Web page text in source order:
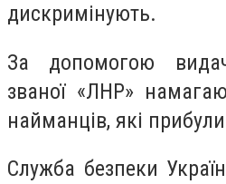
дискримінують.
За допомогою
званої «ЛНР»
найманців, які
Служба безпеки